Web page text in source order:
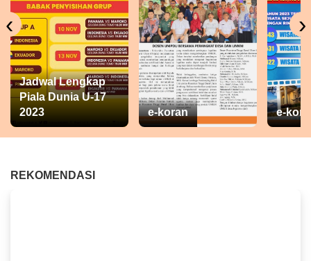
Jadwal Lengkap
Piala Dunia U-17
2023
e-koran e-
‹ ›
REKOMENDASI